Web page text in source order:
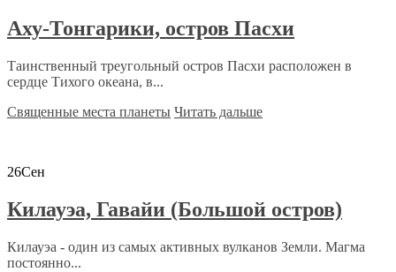
Аху-Тонгарики, остров Пасхи
Таинственный треугольный остров Пасхи расположен в
сердце Тихого океана, в...
Священные места планеты Читать дальше
26Сен
Килауэа, Гавайи (Большой остров)
Килауэа - один из самых активных вулканов Земли. Магма
постоянно...